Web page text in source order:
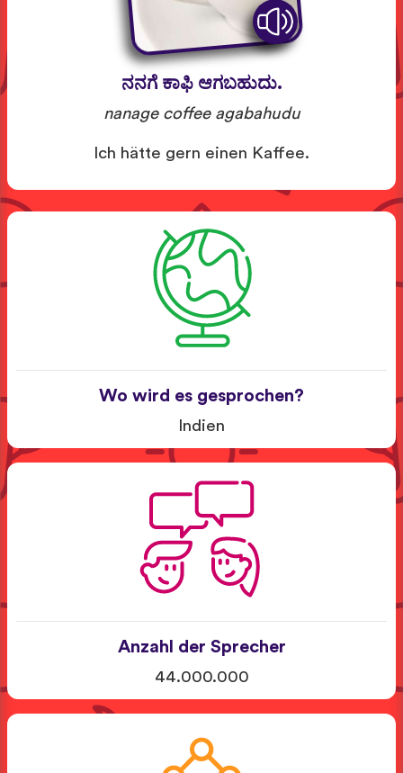
ನನಗೆ ಕಾಫಿ ಆಗಬಹುದು.
nanage coffee agabahudu
Ich hätte gern einen Kaffee.
Wo wird es gesprochen?
Indien
Anzahl der Sprecher
44.000.000